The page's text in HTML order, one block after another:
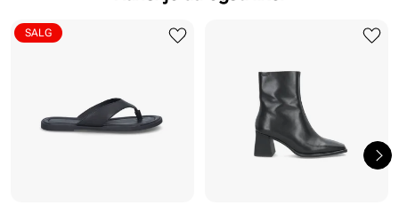
SALG